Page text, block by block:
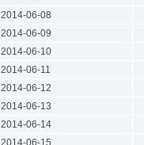
2014-06-08
2014-06-09
2014-06-10
2014-06-11
2014-06-12
2014-06-13
2014-06-14
2014-06-15